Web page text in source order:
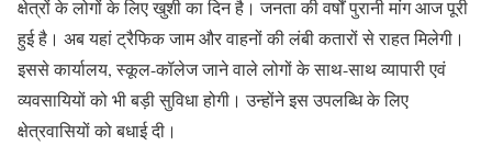
क्षेत्रों के लोगों के लिए खुशी का दिन है। जनता की वर्षों पुरानी मांग आज पूरी
हुई है। अब यहां ट्रैफिक जाम और वाहनों की लंबी कतारों से राहत मिलेगी।
इससे कार्यालय, स्कूल-कॉलेज जाने वाले लोगों के साथ-साथ व्यापारी एवं
व्यवसायियों को भी बड़ी सुविधा होगी। उन्होंने इस उपलब्धि के लिए
क्षेत्रवासियों को बधाई दी।